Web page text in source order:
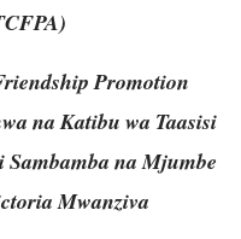
Promotion
na Katibu wa Taasisi
na Mjumbe
Mwanziva